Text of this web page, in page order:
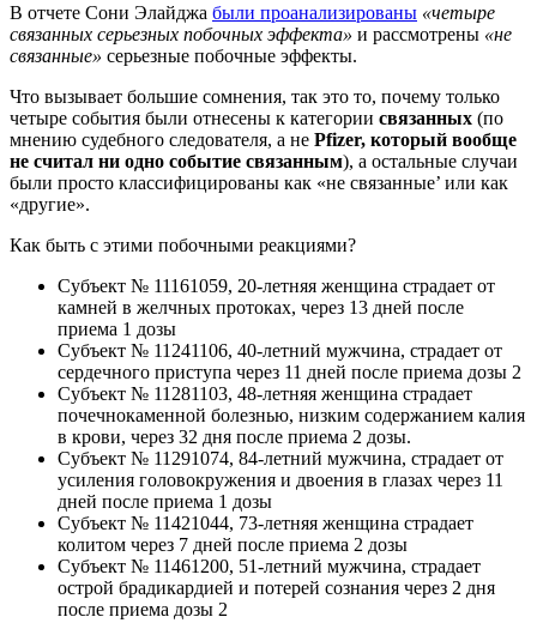
В отчете Сони Элайджа были проанализированы «четыре
связанных серьезных побочных эффекта» и рассмотрены «не
связанные» серьезные побочные эффекты.
Что вызывает большие сомнения, так это то, почему только
четыре события были отнесены к категории связанных (по
мнению судебного следователя, а не Pfizer, который вообще
не считал ни одно событие связанным), а остальные случаи
были просто классифицированы как «не связанные’ или как
«другие».
Как быть с этими побочными реакциями?
Субъект № 11161059, 20-летняя женщина страдает от
камней в желчных протоках, через 13 дней после
приема 1 дозы
Субъект № 11241106, 40-летний мужчина, страдает от
сердечного приступа через 11 дней после приема дозы 2
Субъект № 11281103, 48-летняя женщина страдает
почечнокаменной болезнью, низким содержанием калия
в крови, через 32 дня после приема 2 дозы.
Субъект № 11291074, 84-летний мужчина, страдает от
усиления головокружения и двоения в глазах через 11
дней после приема 1 дозы
Субъект № 11421044, 73-летняя женщина страдает
колитом через 7 дней после приема 2 дозы
Субъект № 11461200, 51-летний мужчина, страдает
острой брадикардией и потерей сознания через 2 дня
после приема дозы 2